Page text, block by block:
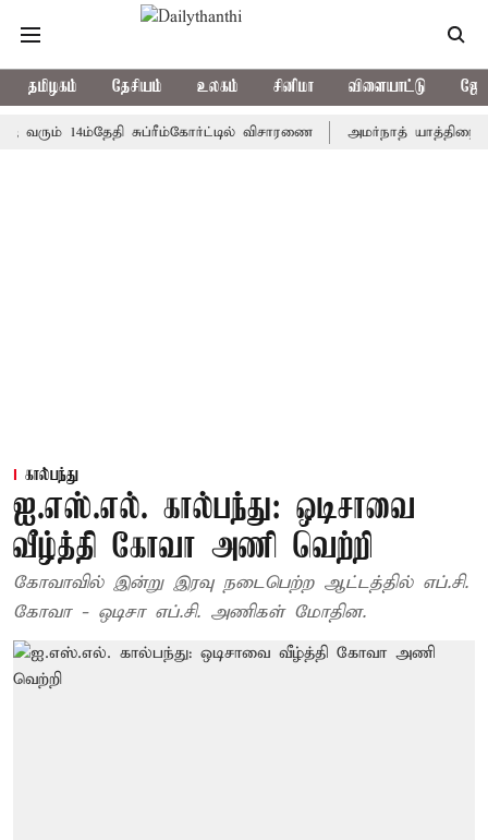
தமிழகம் தேசியம் உலகம் சினிமா விளையாட்டு
14ம்தேதி சுப்ரீம்கோர்ட்டில் விசாரணை அமர்நாத் யாத்திரை
கால்பந்து
ஐ.எஸ்.எல். கால்பந்து: ஒடிசாவை
வீழ்த்தி கோவா அணி வெற்றி
கோவாவில் இன்று இரவு நடைபெற்ற ஆட்டத்தில் எப்.சி.
கோவா - ஒடிசா எப்.சி. அணிகள் மோதின.